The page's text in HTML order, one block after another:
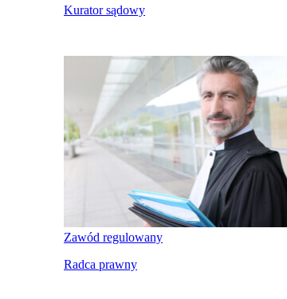
Kurator sądowy
Zawód regulowany
Radca prawny